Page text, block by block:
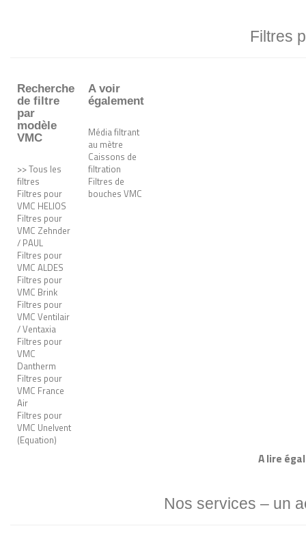
Filtres
Recherche
de filtre
par
modèle
VMC
>> Tous les
filtres
Filtres pour
VMC HELIOS
Filtres pour
VMC Zehnder
/ PAUL
Filtres pour
VMC ALDES
Filtres pour
VMC Brink
Filtres pour
VMC Ventilair
/ Ventaxia
Filtres pour
VMC
Dantherm
Filtres pour
VMC France
Air
Filtres pour
VMC Unelvent
(Equation)
A voir
également
Média filtrant
au mètre
Caissons de
filtration
Filtres de
bouches VMC
A lire
Nos services – un